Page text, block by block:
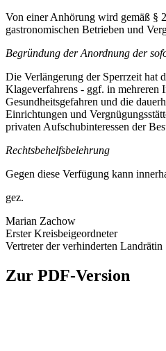
Von einer Anhörung wird gemäß §
gastronomischen Betrieben und
Begründung der Anordnung der
Die Verlängerung der Sperrzeit hat
Klageverfahrens - ggf. in mehreren
Gesundheitsgefahren und die
Einrichtungen und
privaten Aufschubinteressen der
Rechtsbehelfsbelehrung
Gegen diese Verfügung kann
gez.
Marian Zachow
Erster Kreisbeigeordneter
Vertreter der verhinderten Landrätin
Zur PDF-Version